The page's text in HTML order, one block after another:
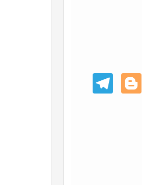
Blogg
er
Teleg
ram